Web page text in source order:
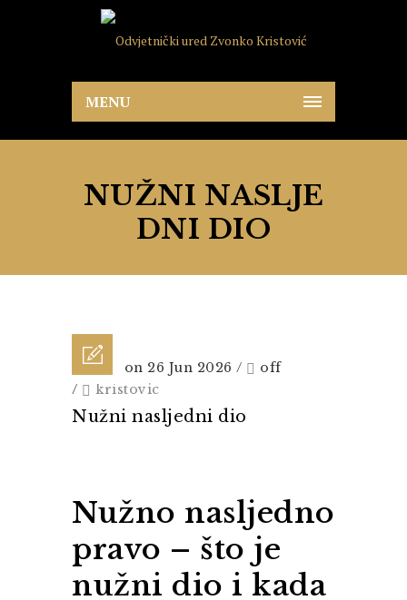
MENU
NUŽNI NASLJE
DNI DIO
Posted on 26 Jun 2026 /
off
/
kristovic
Nužni nasljedni dio
Nužno nasljedno
pravo – što je
nužni dio i kada